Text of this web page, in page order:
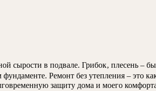
сырости в подвале. Грибок‚ плесень –
Ремонт без утепления – это
защиту дома и моего